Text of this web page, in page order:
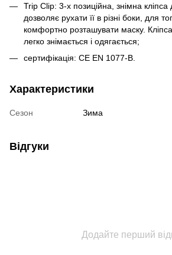
Trip Clip: 3-х позиційна, знімна
дозволяє рухати її в різні боки, для
комфортно розташувати маску.
легко знімається і одягається;
сертифікація: CE EN 1077-B.
Характеристики
Сезон Зима
Відгуки
Додайте перший